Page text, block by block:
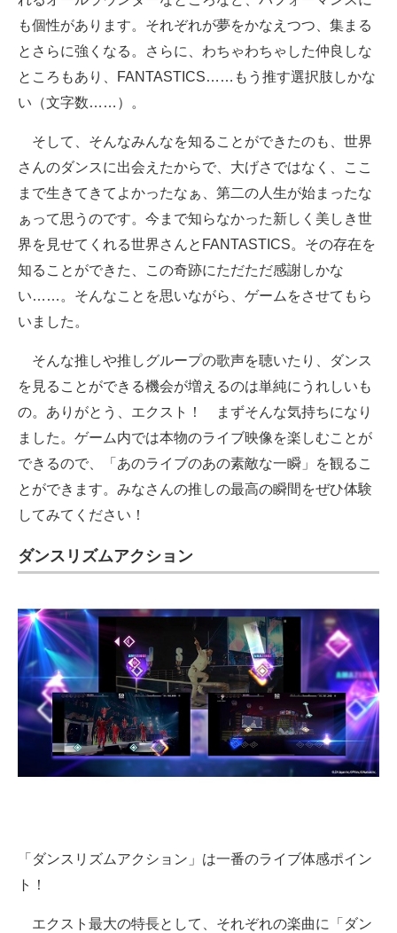
も個性があります。それぞれが夢をかなえつつ、集まる
とさらに強くなる。さらに、わちゃわちゃした仲良しな
ところもあり、FANTASTICS……もう推す選択肢しかな
い（文字数……）。
そして、そんなみんなを知ることができたのも、世界
さんのダンスに出会えたからで、大げさではなく、ここ
まで生きてきてよかったなぁ、第二の人生が始まったな
ぁって思うのです。今まで知らなかった新しく美しき世
界を見せてくれる世界さんとFANTASTICS。その存在を
知ることができた、この奇跡にただただ感謝しかな
い……。そんなことを思いながら、ゲームをさせてもら
いました。
そんな推しや推しグループの歌声を聴いたり、ダンス
を見ることができる機会が増えるのは単純にうれしいも
の。ありがとう、エクスト！ まずそんな気持ちになり
ました。ゲーム内では本物のライブ映像を楽しむことが
できるので、「あのライブのあの素敵な一瞬」を観るこ
とができます。みなさんの推しの最高の瞬間をぜひ体験
してみてください！
ダンスリズムアクション
「ダンスリズムアクション」は一番のライブ体感ポイン
ト！
エクスト最大の特長として、それぞれの楽曲に「ダン